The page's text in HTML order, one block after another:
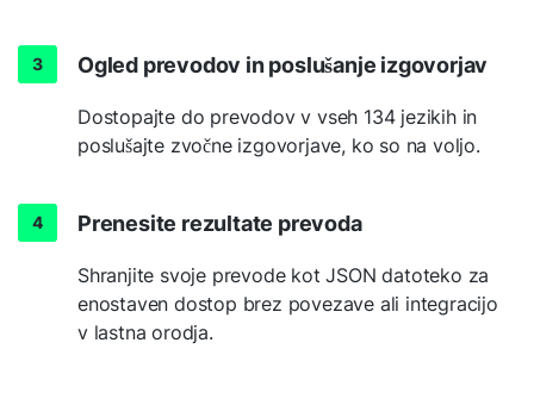
Ogled prevodov in poslušanje izgovorjav
Dostopajte do prevodov v vseh 134 jezikih in
poslušajte zvočne izgovorjave, ko so na voljo.
Prenesite rezultate prevoda
Shranjite svoje prevode kot JSON datoteko za
enostaven dostop brez povezave ali integracijo
v lastna orodja.